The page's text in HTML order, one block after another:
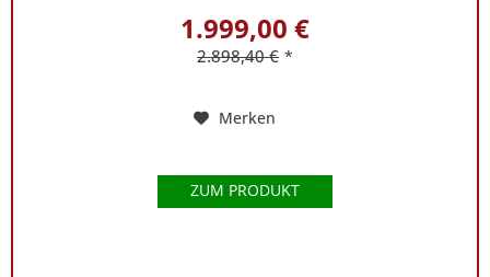
1.999,00 €
2.898,40 € *
Merken
ZUM PRODUKT